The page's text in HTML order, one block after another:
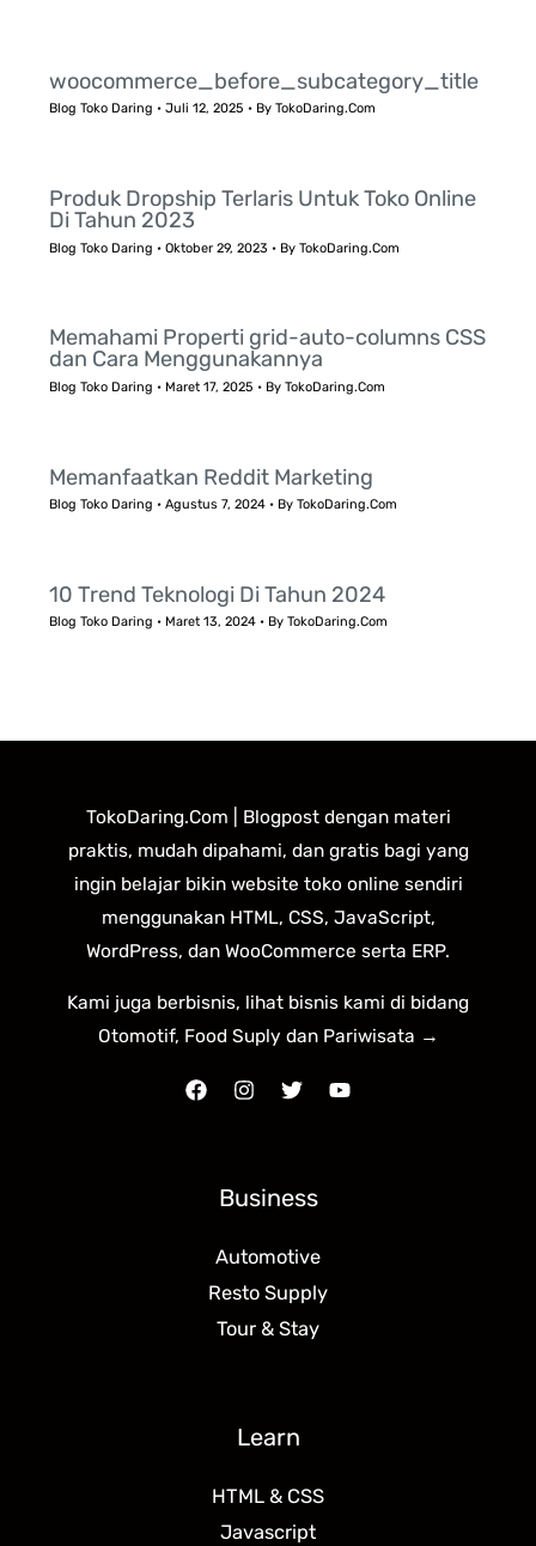
woocommerce_before_subcategory_title
Blog Toko Daring •Juli 12, 2025 • ByTokoDaring.Com
Produk Dropship Terlaris Untuk Toko Online
Di Tahun 2023
Blog Toko Daring •Oktober 29, 2023 • ByTokoDaring.Com
Memahami Properti grid-auto-columns CSS
dan Cara Menggunakannya
Blog Toko Daring • Maret 17, 2025 • ByTokoDaring.Com
Memanfaatkan Reddit Marketing
Blog Toko Daring •Agustus 7, 2024 • ByTokoDaring.Com
10 Trend Teknologi Di Tahun 2024
Blog Toko Daring • Maret 13, 2024 • ByTokoDaring.Com
TokoDaring.Com | Blogpost dengan materi
praktis, mudah dipahami, dan gratis bagi yang
ingin belajar bikin website toko online sendiri
menggunakan HTML, CSS, JavaScript,
WordPress, dan WooCommerce serta ERP.
Kami juga berbisnis, lihat bisnis kami di bidang
Otomotif, Food Suply dan Pariwisata →
Business
Automotive
Resto Supply
Tour & Stay
Learn
HTML & CSS
Javascript